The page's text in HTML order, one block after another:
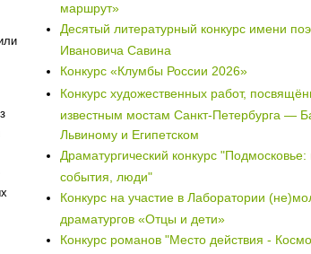
маршрут»
Десятый литературный конкурс имени
Ивановича Савина
Конкурс «Клумбы России 2026»
Конкурс художественных работ,
известным мостам Санкт-Петербурга —
Львиному и Египетском
Драматургический конкурс "Подмосковье:
события, люди"
Конкурс на участие в Лаборатории
драматургов «Отцы и дети»
Конкурс романов "Место действия -